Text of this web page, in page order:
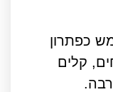
כפתרון
קלים